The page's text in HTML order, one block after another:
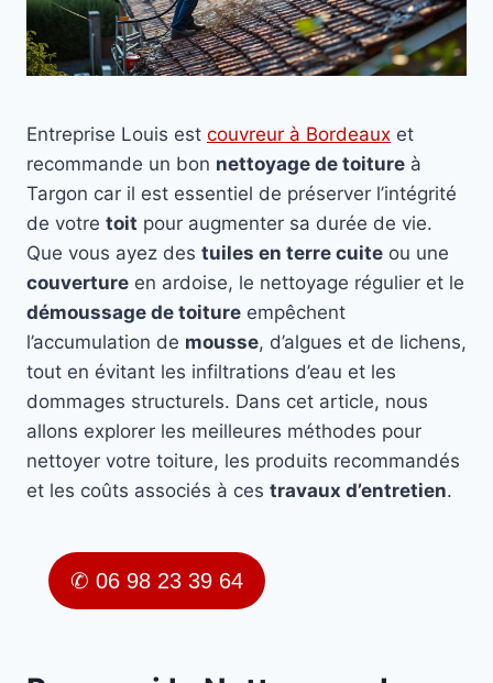
Entreprise Louis est couvreur à Bordeaux et
recommande un bon nettoyage de toiture à
Targon car il est essentiel de préserver l’intégrité
de votre toit pour augmenter sa durée de vie.
Que vous ayez des tuiles en terre cuite ou une
couverture en ardoise, le nettoyage régulier et le
démoussage de toiture empêchent
l’accumulation de mousse, d’algues et de lichens,
tout en évitant les infiltrations d’eau et les
dommages structurels. Dans cet article, nous
allons explorer les meilleures méthodes pour
nettoyer votre toiture, les produits recommandés
et les coûts associés à ces travaux d’entretien.
✆ 06 98 23 39 64